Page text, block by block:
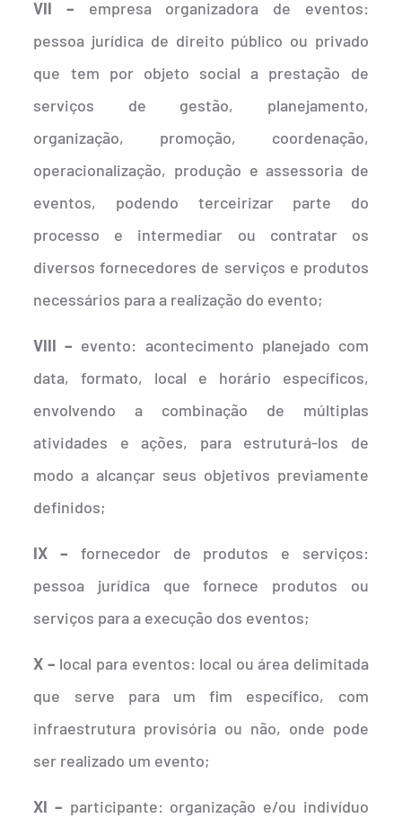
VII – empresa organizadora de eventos:
pessoa jurídica de direito público ou privado
que tem por objeto social a prestação de
serviços de gestão, planejamento,
organização, promoção, coordenação,
operacionalização, produção e assessoria de
eventos, podendo terceirizar parte do
processo e intermediar ou contratar os
diversos fornecedores de serviços e produtos
necessários para a realização do evento;
VIII – evento: acontecimento planejado com
data, formato, local e horário específicos,
envolvendo a combinação de múltiplas
atividades e ações, para estruturá-los de
modo a alcançar seus objetivos previamente
definidos;
IX – fornecedor de produtos e serviços:
pessoa jurídica que fornece produtos ou
serviços para a execução dos eventos;
X – local para eventos: local ou área delimitada
que serve para um fim específico, com
infraestrutura provisória ou não, onde pode
ser realizado um evento;
XI – participante: organização e/ou indivíduo